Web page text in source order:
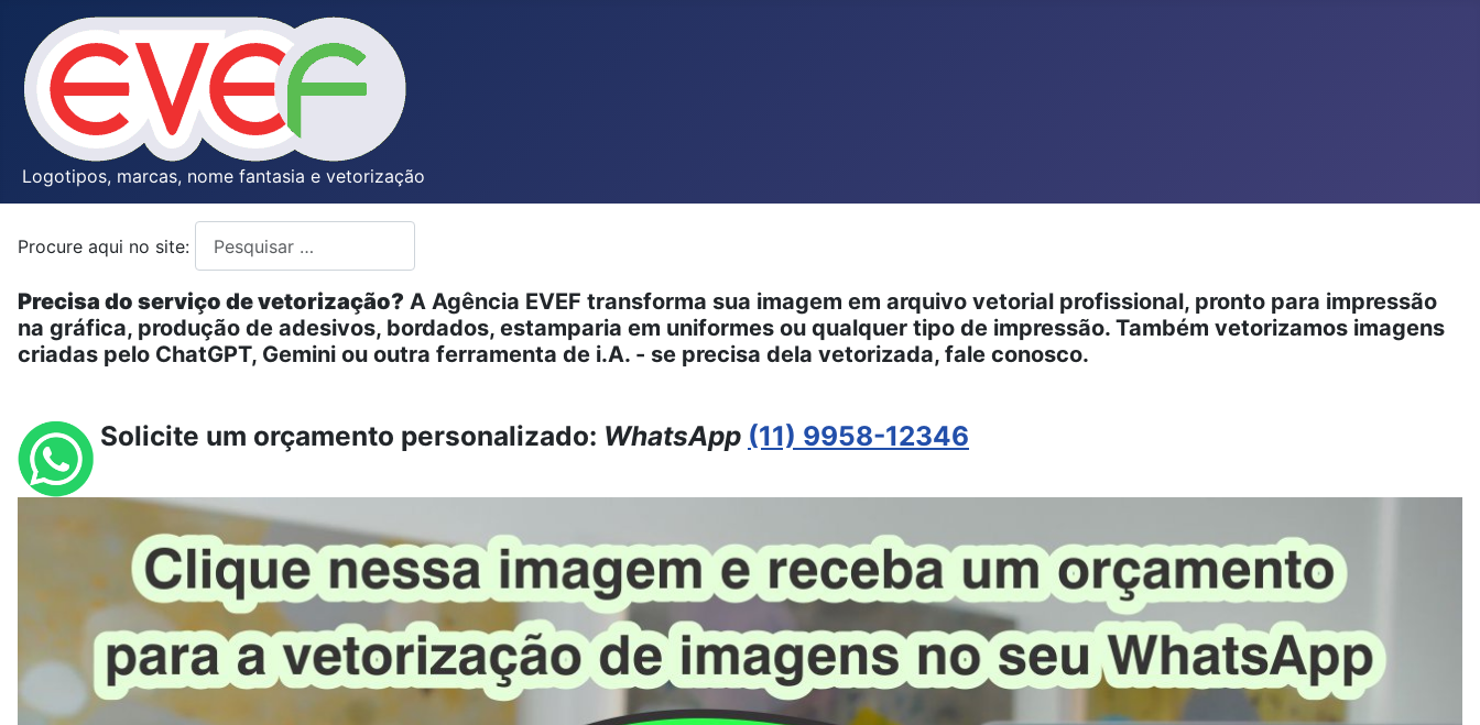
Logotipos, marcas, nome fantasia e vetorização
Procure aqui no site:
Precisa do serviço de vetorização? A Agência EVEF transforma sua imagem em arquivo vetorial profissional, pronto para impressão
na gráfica, produção de adesivos, bordados, estamparia em uniformes ou qualquer tipo de impressão. Também vetorizamos imagens
criadas pelo ChatGPT, Gemini ou outra ferramenta de i.A. - se precisa dela vetorizada, fale conosco.
Solicite um orçamento personalizado: WhatsApp (11) 9958-12346